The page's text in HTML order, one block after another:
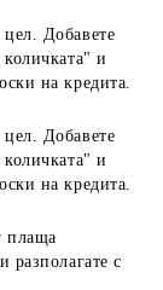
Добавете
и
на кредита.
Добавете
и
на кредита.
плаща
разполагате с